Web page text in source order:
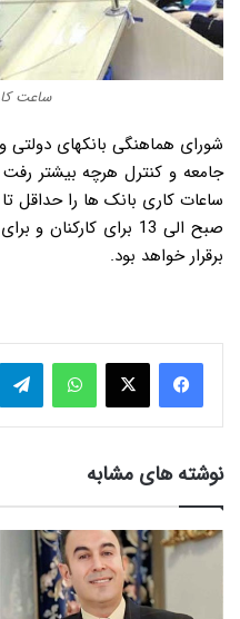
ساعت
شورای هماهنگی بانکهای
جامعه و کنترل هرچه بیشتر
برقرار خواهد بود.
نوشته های مشابه